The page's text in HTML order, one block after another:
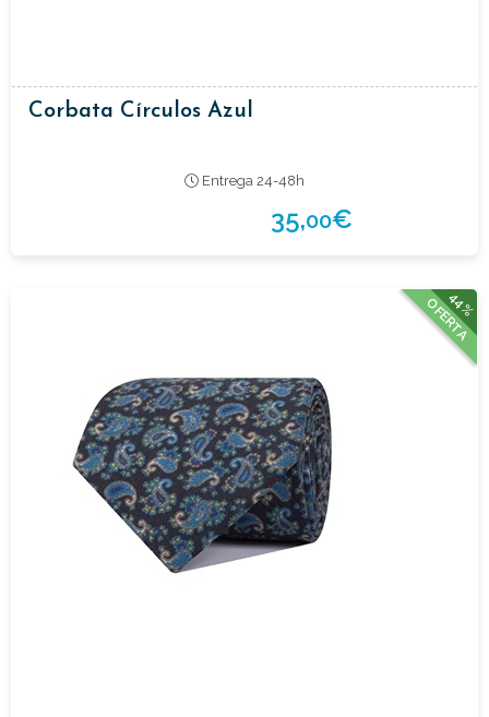
Corbata Círculos Azul
Entrega 24-48h
35,00€
44%
OFERTA